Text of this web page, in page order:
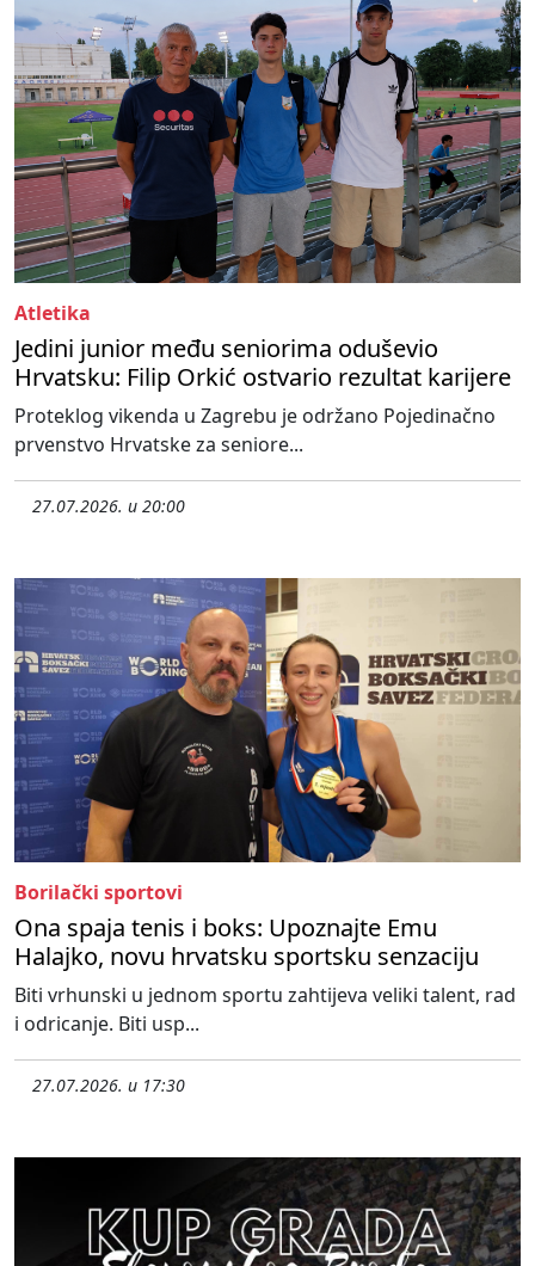
Atletika
Jedini junior među seniorima oduševio
Hrvatsku: Filip Orkić ostvario rezultat karijere
Proteklog vikenda u Zagrebu je održano Pojedinačno
prvenstvo Hrvatske za seniore...
27.07.2026. u 20:00
Borilački sportovi
Ona spaja tenis i boks: Upoznajte Emu
Halajko, novu hrvatsku sportsku senzaciju
Biti vrhunski u jednom sportu zahtijeva veliki talent, rad
i odricanje. Biti usp...
27.07.2026. u 17:30